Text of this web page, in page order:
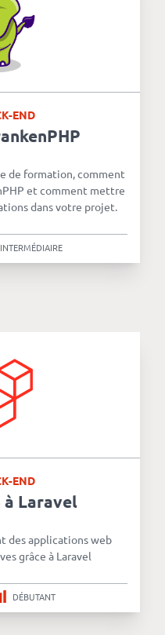
END
de formation, comment
et comment mettre
dans votre projet.
INTERMÉDIAIRE
END
Laravel
des applications web
grâce à Laravel
DÉBUTANT